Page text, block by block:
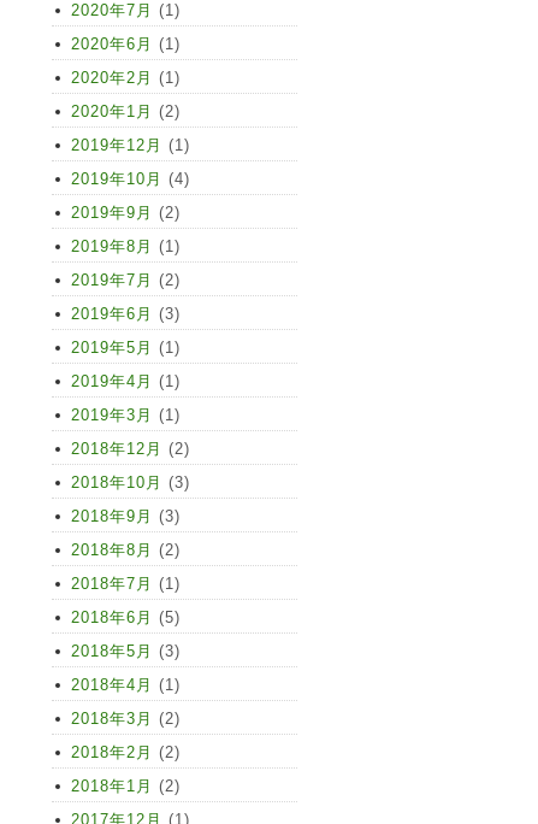
2020年7月 (1)
2020年6月 (1)
2020年2月 (1)
2020年1月 (2)
2019年12月 (1)
2019年10月 (4)
2019年9月 (2)
2019年8月 (1)
2019年7月 (2)
2019年6月 (3)
2019年5月 (1)
2019年4月 (1)
2019年3月 (1)
2018年12月 (2)
2018年10月 (3)
2018年9月 (3)
2018年8月 (2)
2018年7月 (1)
2018年6月 (5)
2018年5月 (3)
2018年4月 (1)
2018年3月 (2)
2018年2月 (2)
2018年1月 (2)
2017年12月 (1)